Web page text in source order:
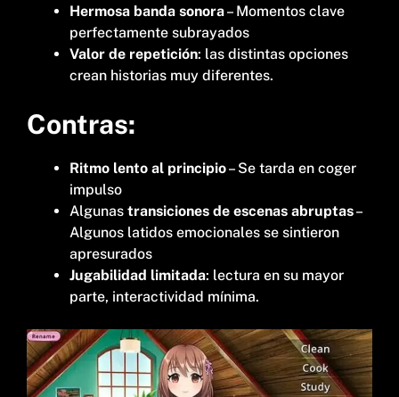
Hermosa banda sonora– Momentos clave
perfectamente subrayados
Valor de repetición: las distintas opciones
crean historias muy diferentes.
Contras:
Ritmo lento al principio– Se tarda en coger
impulso
Algunas transiciones de escenas abruptas–
Algunos latidos emocionales se sintieron
apresurados
Jugabilidad limitada: lectura en su mayor
parte, interactividad mínima.